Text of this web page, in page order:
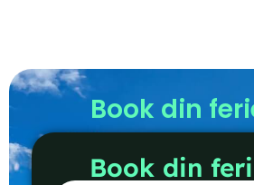
Book din
Book din